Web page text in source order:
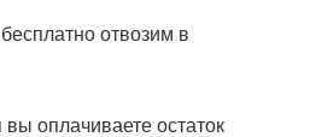
отвозим в
оплачиваете остаток